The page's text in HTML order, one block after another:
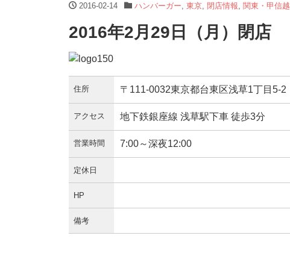
2016-02-14 ハンバーガー 東京, 閉店情報 関東・甲信越
2016年2月29日（月）閉店
住所 〒111-0032東京都台東区浅草1丁目5-2
アクセス 地下鉄銀座線 浅草駅下車 徒歩3分
営業時間 7:00～深夜12:00
定休日
HP
備考